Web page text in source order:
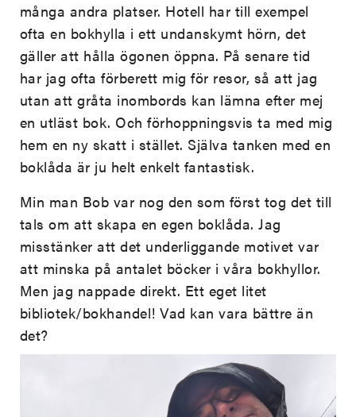
många andra platser. Hotell har till exempel
ofta en bokhylla i ett undanskymt hörn, det
gäller att hålla ögonen öppna. På senare tid
har jag ofta förberett mig för resor, så att jag
utan att gråta inombords kan lämna efter mej
en utläst bok. Och förhoppningsvis ta med mig
hem en ny skatt i stället. Själva tanken med en
boklåda är ju helt enkelt fantastisk.
Min man Bob var nog den som först tog det till
tals om att skapa en egen boklåda. Jag
misstänker att det underliggande motivet var
att minska på antalet böcker i våra bokhyllor.
Men jag nappade direkt. Ett eget litet
bibliotek/bokhandel! Vad kan vara bättre än
det?